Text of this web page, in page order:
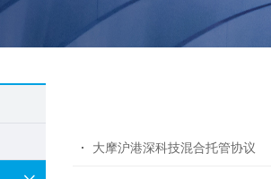
大摩沪港深科技混合托管协议